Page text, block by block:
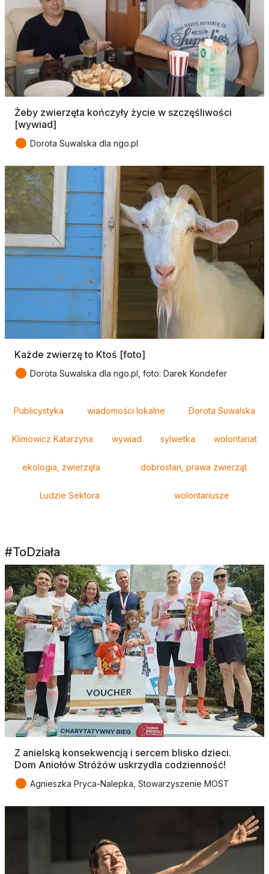
Żeby zwierzęta kończyły życie w szczęśliwości
[wywiad]
● Dorota Suwalska dla ngo.pl
Każde zwierzę to Ktoś [foto]
● Dorota Suwalska dla ngo.pl, foto: Darek Kondefer
Publicystyka wiadomości lokalne Dorota Suwalska
Klimowicz Katarzyna wywiad sylwetka wolontariat
ekologia, zwierzęta dobrostan, prawa zwierząt
Ludzie Sektora wolontariusze
#ToDziała
Z anielską konsekwencją i sercem blisko dzieci.
Dom Aniołów Stróżów uskrzydla codzienność!
● Agnieszka Pryca-Nalepka, Stowarzyszenie MOST